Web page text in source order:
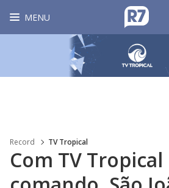
MENU
Record TV Tropical
Com TV Tropical